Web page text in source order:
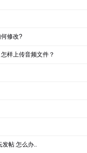
修改?
样上传音频文件？
发帖 怎么办..